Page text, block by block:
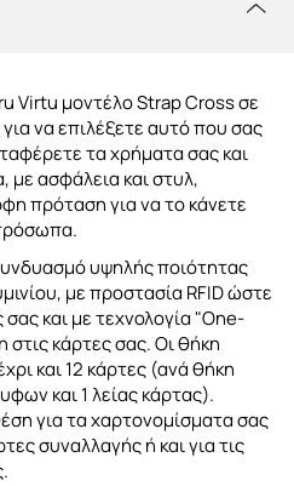
Virtu μοντέλο Strap Cross σε
να επιλέξετε αυτό που σας
τα χρήματα σας και
με ασφάλεια και στυλ,
πρόταση για να το κάνετε
υψηλής ποιότητας
με προστασία RFID ώστε
σας και με τεχνολογία "One-
κάρτες σας. Οι θήκη
και 12 κάρτες (ανά θήκη
και 1 λείας κάρτας).
για τα χαρτονομίσματα σας
συναλλαγής ή και για τις